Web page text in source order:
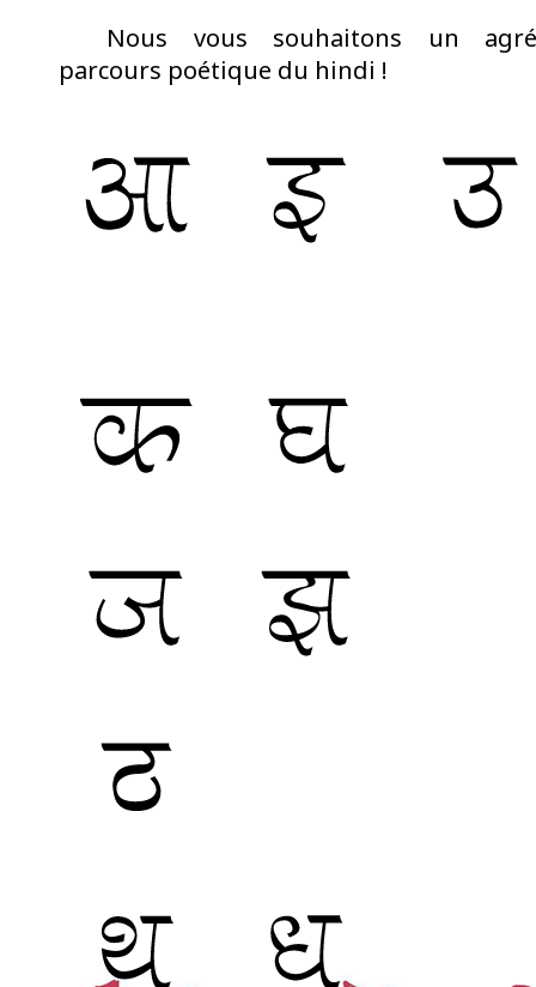
Nous vous souhaitons un
parcours poétique du hindi !